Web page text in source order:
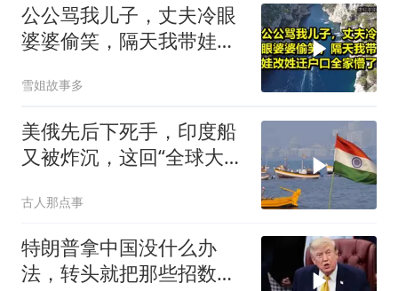
公公骂我儿子，丈夫冷眼
婆婆偷笑，隔天我带娃改
雪姐故事多
美俄先后下死手，印度船
又被炸沉，这回“全球大
古人那点事
特朗普拿中国没什么办
法，转头就把那些招数，